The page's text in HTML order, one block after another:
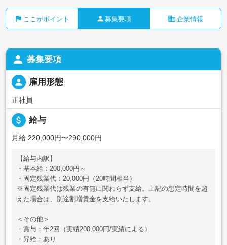
flag ここがポイント person 募集要項 business 企業情報
person 募集要項
person 雇用形態
正社員
attach_money 給与
月給 220,000円〜290,000円
【給与内訳】
・基本給：200,000円～
・固定残業代：20,000円（20時間相当）
※固定残業代は残業の有無に関わらず支給。上記の想定時間を超
えた場合は、別途割増賃金を支給いたします。
＜その他＞
・賞与：年2回（実績200,000円/実績による）
・昇給：あり